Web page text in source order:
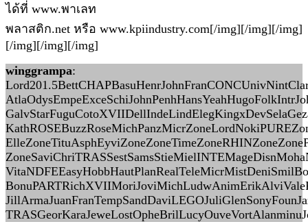
ได้ที่ www.พาเลท
พลาสติก.net หรือ www.kpiindustry.com[/img][/img][/img]
[/img][/img][/img]
winggrampa: